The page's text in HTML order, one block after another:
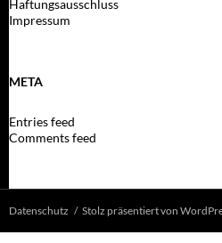
Haftungsausschluss
Impressum
META
Entries feed
Comments feed
Datenschutz Stolz präsentiert von